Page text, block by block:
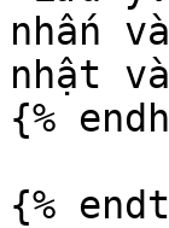
nhấn
nhật
{%
{%